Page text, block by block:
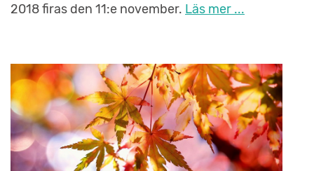
2018 firas den 11:e november. Läs mer ...